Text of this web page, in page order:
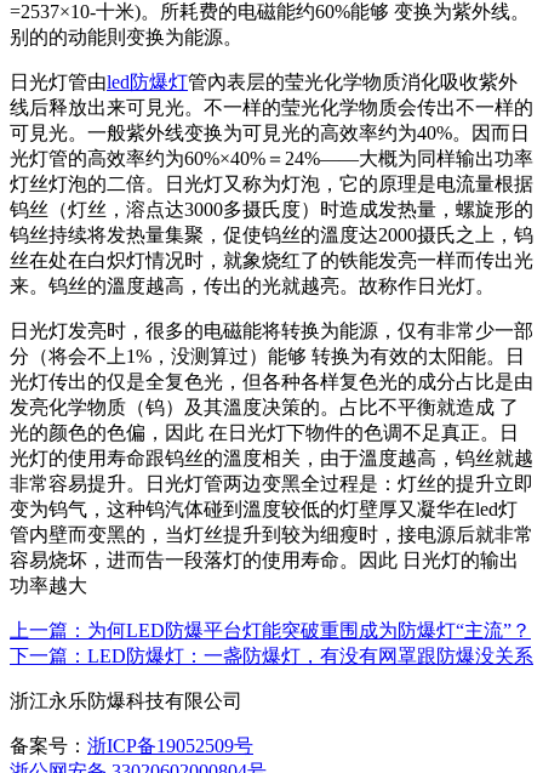
=2537×10-十米)。所耗费的电磁能约60%能够 变换为紫外线。
别的的动能則变换为能源。
日光灯管由led防爆灯管內表层的莹光化学物质消化吸收紫外
线后释放出来可見光。不一样的莹光化学物质会传出不一样的
可見光。一般紫外线变换为可見光的高效率约为40%。因而日
光灯管的高效率约为60%×40%＝24%——大概为同样输出功率
灯丝灯泡的二倍。日光灯又称为灯泡，它的原理是电流量根据
钨丝（灯丝，溶点达3000多摄氏度）时造成发热量，螺旋形的
钨丝持续将发热量集聚，促使钨丝的溫度达2000摄氏之上，钨
丝在处在白炽灯情况时，就象烧红了的铁能发亮一样而传出光
来。钨丝的溫度越高，传出的光就越亮。故称作日光灯。
日光灯发亮时，很多的电磁能将转换为能源，仅有非常少一部
分（将会不上1%，没测算过）能够 转换为有效的太阳能。日
光灯传出的仅是全复色光，但各种各样复色光的成分占比是由
发亮化学物质（钨）及其溫度决策的。占比不平衡就造成 了
光的颜色的色偏，因此 在日光灯下物件的色调不足真正。日
光灯的使用寿命跟钨丝的溫度相关，由于溫度越高，钨丝就越
非常容易提升。日光灯管两边变黑全过程是：灯丝的提升立即
变为钨气，这种钨汽体碰到溫度较低的灯壁厚又凝华在led灯
管内壁而变黑的，当灯丝提升到较为细瘦时，接电源后就非常
容易烧坏，进而告一段落灯的使用寿命。因此 日光灯的输出
功率越大
上一篇：为何LED防爆平台灯能突破重围成为防爆灯“主流”？
下一篇：LED防爆灯：一盏防爆灯，有没有网罩跟防爆没关系
浙江永乐防爆科技有限公司
备案号： 浙ICP备19052509号